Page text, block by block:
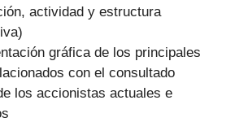
actividad y estructura
gráfica de los principales
con el consultado
los accionistas actuales e